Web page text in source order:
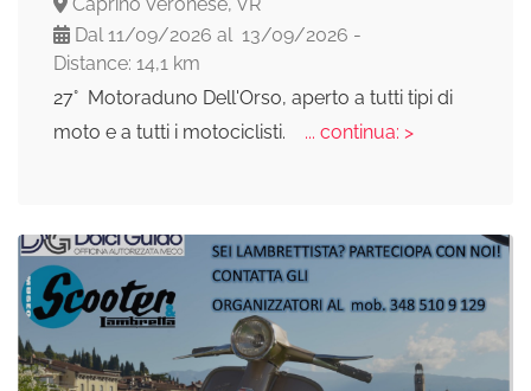
Dal 11/09/2026 al 13/09/2026 -
Distance: 14,1 km
27° Motoraduno Dell'Orso, aperto a tutti tipi di
moto e a tutti i motociclisti.
... continua: >